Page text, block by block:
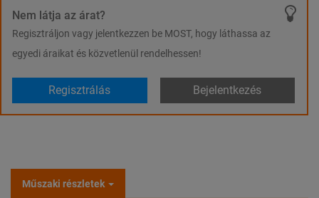
Nem látja az árat?
Regisztráljon vagy jelentkezzen be MOST, hogy láthassa az
egyedi áraikat és közvetlenül rendelhessen!
Regisztrálás Bejelentkezés
Műszaki részletek